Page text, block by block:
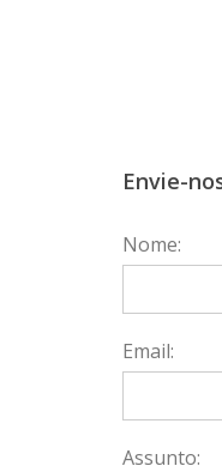
Envie-
Nome:
Email:
Assunto: